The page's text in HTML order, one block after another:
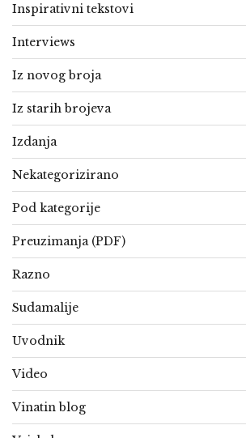
Inspirativni tekstovi
Interviews
Iz novog broja
Iz starih brojeva
Izdanja
Nekategorizirano
Pod kategorije
Preuzimanja (PDF)
Razno
Sudamalije
Uvodnik
Video
Vinatin blog